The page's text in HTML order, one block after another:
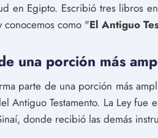
en Egipto. Escribió tres libros
como "El Antiguo
una porción más
parte de una porción más
Antiguo Testamento. La Ley fue
donde recibió las demás